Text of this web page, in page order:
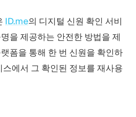
ID.me의 디지털 신원 확인 서비
을 제공하는 안전한 방법을 제
폼을 통해 한 번 신원을 확인하
에서 그 확인된 정보를 재사용